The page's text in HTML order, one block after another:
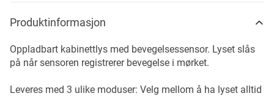
Produktinformasjon
Oppladbart kabinettlys med bevegelsessensor. Lyset slås
på når sensoren registrerer bevegelse i mørket.
Leveres med 3 ulike moduser: Velg mellom å ha lyset alltid